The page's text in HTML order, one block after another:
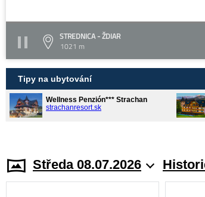
STREDNICA - ŽDIAR
1021 m
Tipy na ubytování
Wellness Penzión*** Strachan
strachanresort.sk
Středa 08.07.2026